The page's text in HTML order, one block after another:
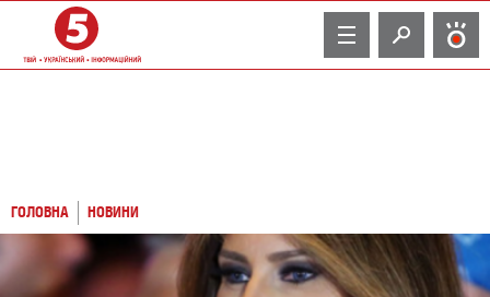
TV
ГОЛОВНА НОВИНИ